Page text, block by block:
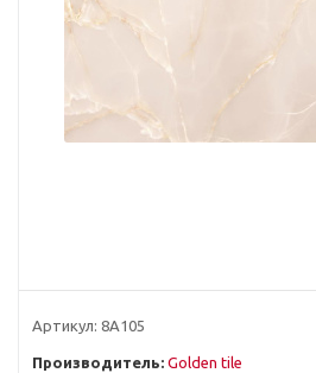
Артикул: 8А105
Производитель: Golden tile